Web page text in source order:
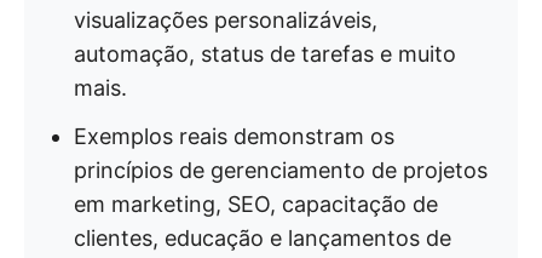
visualizações personalizáveis,
automação, status de tarefas e muito
mais.
Exemplos reais demonstram os
princípios de gerenciamento de projetos
em marketing, SEO, capacitação de
clientes, educação e lançamentos de